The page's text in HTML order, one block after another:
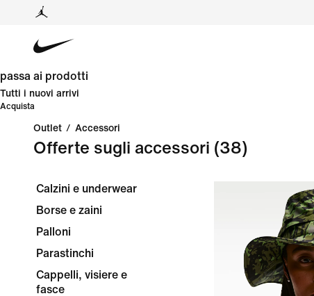
passa ai prodotti
Tutti i nuovi arrivi
Acquista
Outlet / Accessori
Offerte sugli accessori (38)
Calzini e underwear
Borse e zaini
Palloni
Parastinchi
Cappelli, visiere e
fasce